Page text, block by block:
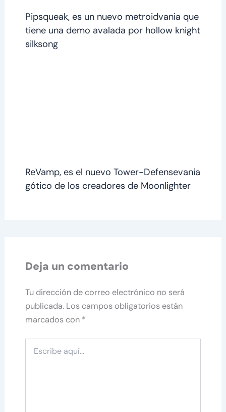
Pipsqueak, es un nuevo metroidvania que
tiene una demo avalada por hollow knight
silksong
ReVamp, es el nuevo Tower-Defensevania
gótico de los creadores de Moonlighter
Deja un comentario
Tu dirección de correo electrónico no será
publicada. Los campos obligatorios están
marcados con *
aquí...